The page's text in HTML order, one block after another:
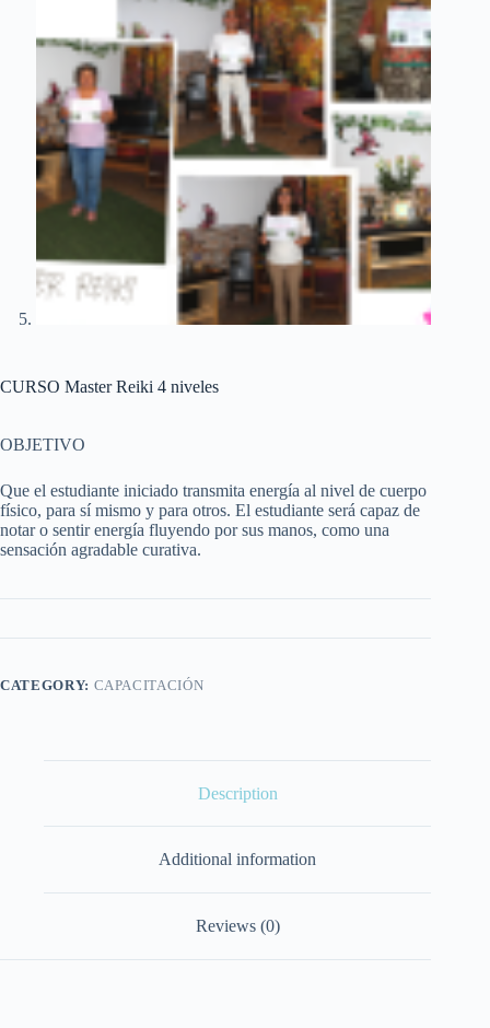
CURSO Master Reiki 4 niveles
OBJETIVO
Que el estudiante iniciado transmita energía al nivel de cuerpo
físico, para sí mismo y para otros. El estudiante será capaz de
notar o sentir energía fluyendo por sus manos, como una
sensación agradable curativa.
CATEGORY: CAPACITACIÓN
Description
Additional information
Reviews (0)